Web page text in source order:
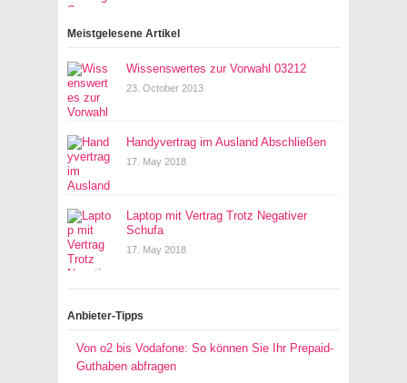
Meistgelesene Artikel
Wissenswertes zur Vorwahl 03212
23. October 2013
Handyvertrag im Ausland Abschließen
17. May 2018
Laptop mit Vertrag Trotz Negativer
Schufa
17. May 2018
Anbieter-Tipps
Von o2 bis Vodafone: So können Sie Ihr Prepaid-
Guthaben abfragen